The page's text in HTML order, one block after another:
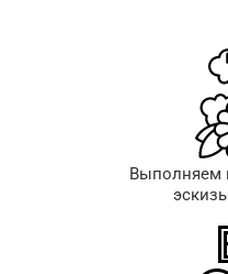
Выполняем